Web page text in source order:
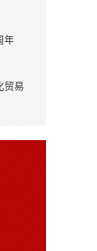
年
贸易